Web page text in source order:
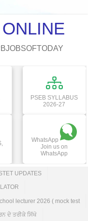
PSEB SYLLABUS
2026-27
WhatsApp
Join us on
WhatsApp
UPDATES
lecturer 2026 ( mock test
ਦੇ ਤਰੀਕੇ ਸਿੱਖੋ